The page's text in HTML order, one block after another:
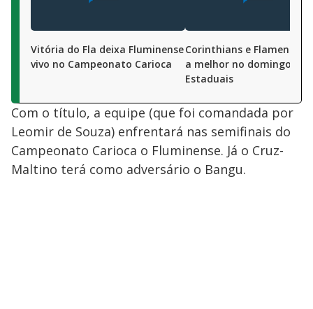
Vitória do Fla deixa Fluminense
vivo no Campeonato Carioca
Corinthians e Flamengo
a melhor no domingo de
Estaduais
Com o título, a equipe (que foi comandada por
Leomir de Souza) enfrentará nas semifinais do
Campeonato Carioca o Fluminense. Já o Cruz-
Maltino terá como adversário o Bangu.